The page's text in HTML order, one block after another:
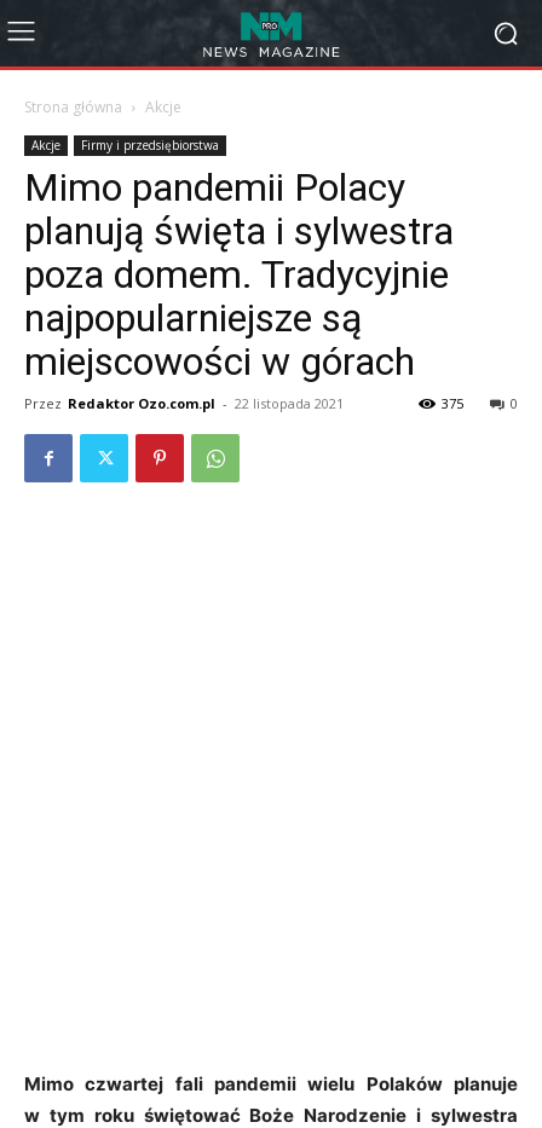
Strona główna Akcje
Akcje Firmy i przedsiębiorstwa
Mimo pandemii Polacy
planują święta i sylwestra
poza domem. Tradycyjnie
najpopularniejsze są
miejscowości w górach
Przez Redaktor Ozo.com.pl - 22 listopada 2021 0
375
Mimo czwartej fali pandemii wielu Polaków planuje
w tym roku świętować Boże Narodzenie i sylwestra